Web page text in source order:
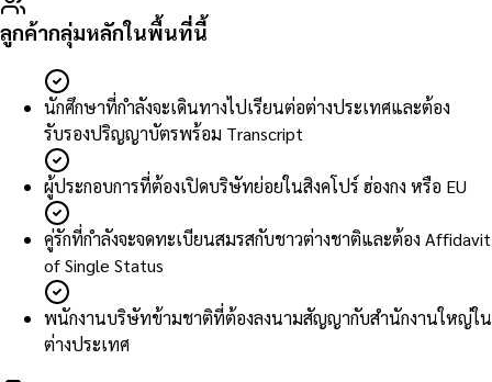
ลูกค้ากลุ่มหลักในพื้นที่นี้
นักศึกษาที่กำลังจะเดินทางไปเรียนต่อต่างประเทศและต้อง
รับรองปริญญาบัตรพร้อม Transcript
ผู้ประกอบการที่ต้องเปิดบริษัทย่อยในสิงคโปร์ ฮ่องกง หรือ EU
คู่รักที่กำลังจะจดทะเบียนสมรสกับชาวต่างชาติและต้อง Affidavit
of Single Status
พนักงานบริษัทข้ามชาติที่ต้องลงนามสัญญากับสำนักงานใหญ่ใน
ต่างประเทศ